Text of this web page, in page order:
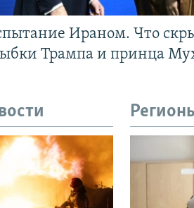
Ираном. Что
Трампа и принца